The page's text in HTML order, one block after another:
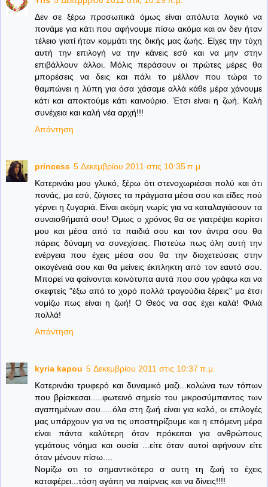
Δεν σε ξέρω προσωπικά όμως είναι απόλυτα λογικό να
πονάμε για κάτι που αφήνουμε πίσω ακόμα και αν δεν ήταν
τέλειο γιατί ήταν κομμάτι της δικής μας ζωής. Είχες την τύχη
αυτή την επιλογή να την κάνεις εσύ και να μην στην
επιβάλλουν άλλοι. Μόλις περάσουν οι πρώτες μέρες θα
μπορέσεις να δεις και πάλι το μέλλον που τώρα το
θαμπώνει η λύπη για όσα χάσαμε αλλά κάθε μέρα χάνουμε
κάτι και αποκτούμε κάτι καινούριο. Έτσι είναι η ζωή. Καλή
συνέχεια και καλή νέα αρχή!!!
Απάντηση
princess 5 Δεκεμβρίου 2011 στις 10:35 π.μ.
Κατερινάκι μου γλυκό, ξέρω ότι στενοχωριέσαι πολύ και ότι
πονάς, μα εσύ, ζύγισες τα πράγματα μέσα σου και είδες πού
γέρνει η ζυγαριά. Είναι ακόμη νωρίς για να καταλαγιάσουν τα
συναισθήματά σου! Όμως ο χρόνος θα σε γιατρέψει κορίτσι
μου και μέσα από τα παιδιά σου και τον άντρα σου θα
πάρεις δύναμη να συνεχίσεις. Πιστεύω πως όλη αυτή την
ενέργεια που έχεις μέσα σου θα την διοχετεύσεις στην
οικογένειά σου και θα μείνεις έκπληκτη από τον εαυτό σου.
Μπορεί να φαίνονται κοινότυπα αυτά που σου γράφω και να
σκεφτείς "έξω από το χορό πολλά τραγούδια ξέρεις" μα έτσι
νομίζω πως είναι η ζωή! Ο Θεός να σας έχει καλά! Φιλιά
πολλά!
Απάντηση
kyria kapou 5 Δεκεμβρίου 2011 στις 10:37 π.μ.
Κατερινάκι τρυφερό και δυναμικό μαζι...κολώνα των τόπων
που βρίσκεσαι.....φωτεινό σημείο του μικροσύμπαντος των
αγαπημένων σου.....όλα στη ζωή είναι για καλό, οι επιλογές
μας υπάρχουν για να τις υποστηρίζουμε και η επόμενη μέρα
είναι πάντα καλύτερη όταν πρόκειται για ανθρώπους
γεμάτους νόημα και ουσία ...είτε όταν αυτοί αφήνουν είτε
όταν μένουν πίσω....
Νομίζω οτι το σημαντικότερο σ αυτη τη ζωή το έχεις
καταφέρει...τόση αγάπη να παίρνεις και να δίνεις!!!!